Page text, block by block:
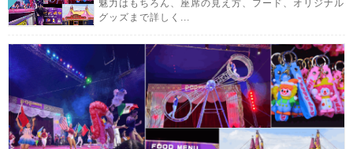
魅力はもちろん、座席の見え方、フード、オリジナル
グッズまで詳しく...